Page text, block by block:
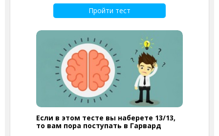
Пройти тест
Если в этом тесте вы наберете 13/13,
то вам пора поступать в Гарвард